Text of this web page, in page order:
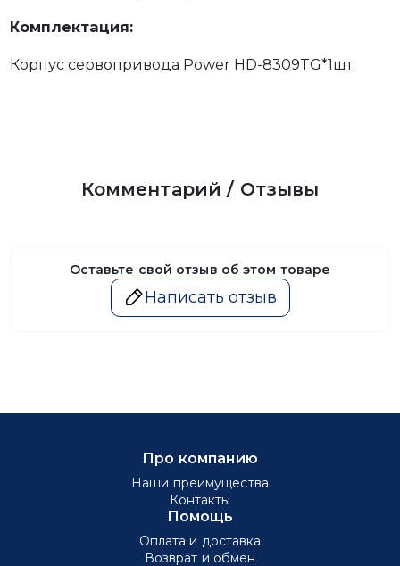
Комплектация:
Корпус сервопривода Power HD-8309TG*1шт.
Комментарий / Отзывы
Оставьте свой отзыв об этом товаре
Написать отзыв
Про компанию
Наши преимущества
Контакты
Помощь
Оплата и доставка
Возврат и обмен